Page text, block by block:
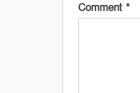
Comment *